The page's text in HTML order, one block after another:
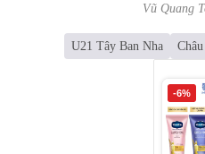
Vũ Quang
U21 Tây Ban Nha
-6%